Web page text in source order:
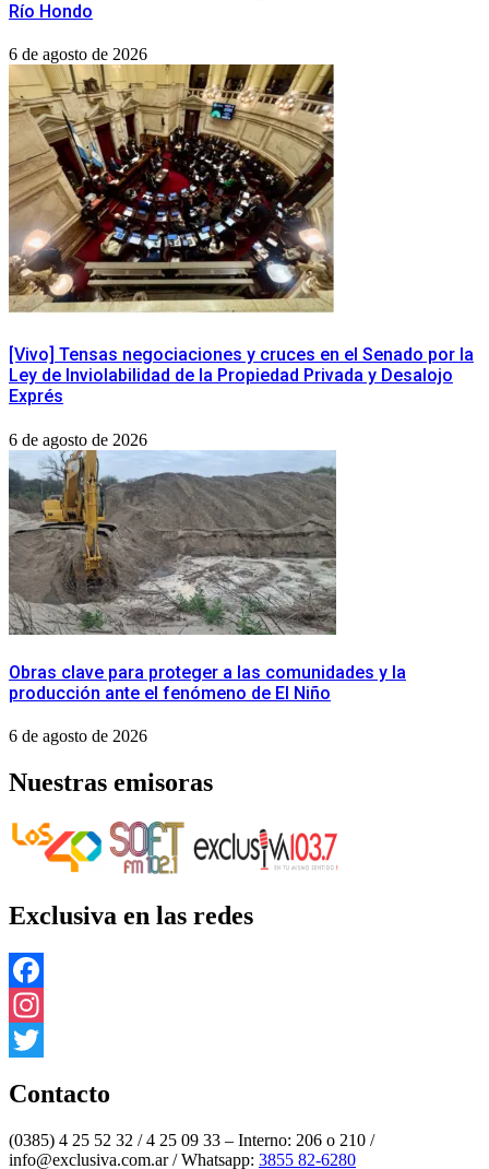
Río Hondo
6 de agosto de 2026
[Vivo] Tensas negociaciones y cruces en el Senado por la
Ley de Inviolabilidad de la Propiedad Privada y Desalojo
Exprés
6 de agosto de 2026
Obras clave para proteger a las comunidades y la
producción ante el fenómeno de El Niño
6 de agosto de 2026
Nuestras emisoras
Exclusiva en las redes
Facebook
Instagram
Contacto
(0385) 4 25 52 32 / 4 25 09 33 – Interno: 206 o 210 /
info@exclusiva.com.ar / Whatsapp: 3855 82-6280